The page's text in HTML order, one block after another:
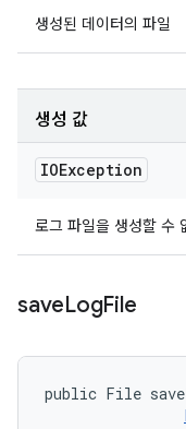
생성된 데이터의 파일
생성 값
IOException
로그 파일을 생성할 수
saveLogFile
public File